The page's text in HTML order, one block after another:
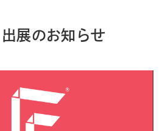
展のお知らせ